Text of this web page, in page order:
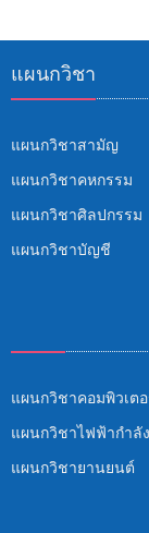
แผนกวิชา
แผนกวิชาสามัญ
แผนกวิชาคหกรรม
แผนกวิชาศิลปกรรม
แผนกวิชาบัญชี
แผนกวิชาคอมพิวเต
แผนกวิชาไฟฟ้ากำลัง
แผนกวิชายานยนต์